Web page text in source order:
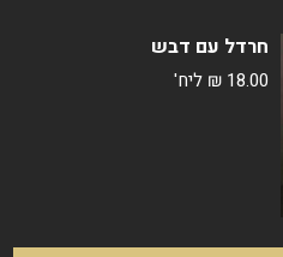
חרדל עם דבש
₪ 18.00 ליח'